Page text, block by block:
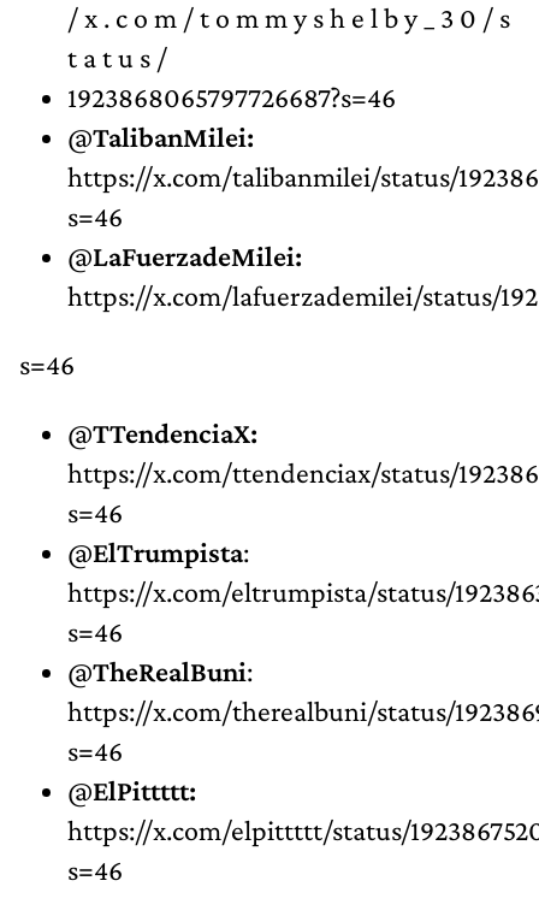
/ x . c o m / t o m m y s h e l b y _ 3 0 / s
t a t u s /
1923868065797726687?s=46
@TalibanMilei:
https://x.com/talibanmilei/status/
s=46
@LaFuerzadeMilei:
https://x.com/lafuerzademilei/status/
s=46
@TTendenciaX:
https://x.com/ttendenciax/status/
s=46
@ElTrumpista:
https://x.com/eltrumpista/status/
s=46
@TheRealBuni:
https://x.com/therealbuni/status/
s=46
@ElPittttt:
https://x.com/elpittttt/status/
s=46